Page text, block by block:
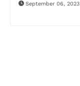
September 06, 2023